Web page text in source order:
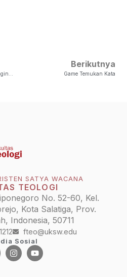
Berikutnya
Game Temukan Kata
SATYA WACANA
TEOLOGI
No. 52-60, Kel.
Kota Salatiga, Prov.
Indonesia, 50711
fteo@uksw.edu
Sosial